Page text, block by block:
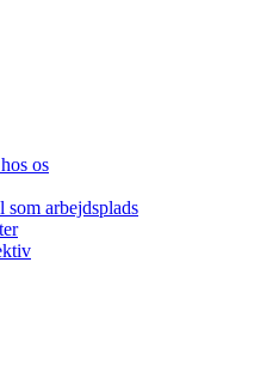
os
som arbejdsplads